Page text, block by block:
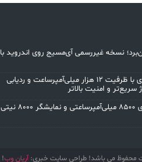
نسخه غیررسمی آی‌مسیج روی اندروید با
پاوربانک ۱۰۰ واتی هواوی با ظرفیت ۱۲ هزار میلی‌آمپرساعت و ردیابی
و امنیت بالاتر
هواوی نوا 16 SE با باتری ۸۵۰۰ میلی‌آمپرساعتی و نمایشگر ۸۰۰۰ نیتی
محفوظ می باشد! طراحی سایت خبری:آریان وب!